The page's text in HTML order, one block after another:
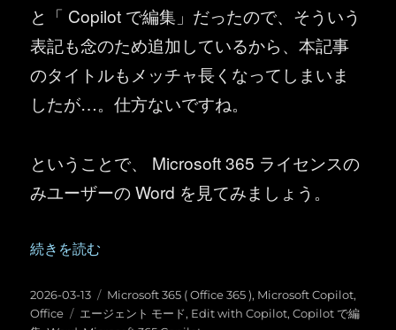
と「 Copilot で編集」だったので、そういう
表記も念のため追加しているから、本記事
のタイトルもメッチャ長くなってしまいま
したが…。仕方ないですね。
ということで、 Microsoft 365 ライセンスの
みユーザーの Word を見てみましょう。
“Microsoft 365 ライセンスのみで Word の「Copilot で編
続きを読む
投
稿
2026-03-13
カ
テ
Microsoft 365 ( Office 365 ), Microsoft Copilot,
Office
タ
エージェント モード, Edit with Copilot,Copilot で編